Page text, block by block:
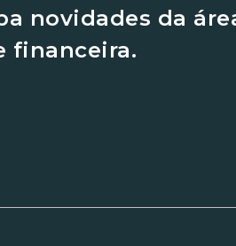
novidades da
financeira.